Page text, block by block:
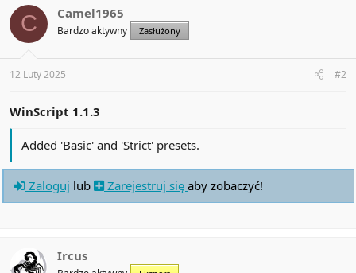
t
i
s
:
C Camel1965
Bardzo aktywny Zasłużony
12 Luty 2025 #2
WinScript 1.1.3
Added 'Basic' and 'Strict' presets.
Zaloguj lub Zarejestruj się aby zobaczyć!
Ircus